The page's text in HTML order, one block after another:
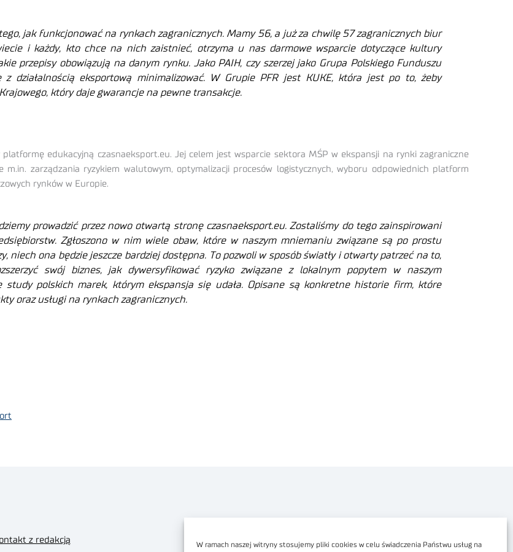
W ramach naszej witryny stosujemy pliki cookies w celu świadczenia Państwu usług na
jak funkcjonować na rynkach zagranicznych. Mamy 56, a już za chwilę 57 zagranicznych biur
i każdy, kto chce na nich zaistnieć, otrzyma u nas darmowe wsparcie dotyczące kultury
przepisy obowiązują na danym rynku.
Jako PAIH, czy szerzej jako Grupa Polskiego Funduszu
działalnością eksportową minimalizować. W Grupie PFR jest KUKE, która jest po to, żeby
który daje gwarancje na pewne transakcje.
edukacyjną czasnaeksport.eu. Jej celem jest wsparcie sektora MŚP w ekspansji na rynki zagraniczne
zarządzania ryzykiem walutowym, optymalizacji procesów logistycznych, wyboru odpowiednich platform
rynków w Europie.
prowadzić przez nowo otwartą stronę czasnaeksport.eu. Zostaliśmy do tego zainspirowani
Zgłoszono w nim wiele obaw, które w naszym mniemaniu związane są po prostu
niech ona będzie jeszcze bardziej dostępna. To pozwoli w sposób światły i otwarty patrzeć na to,
swój biznes, jak dywersyfikować ryzyko związane z lokalnym popytem w naszym
study polskich marek, którym ekspansja się udała. Opisane są konkretne historie firm, które
oraz usługi na rynkach zagranicznych.
z redakcją Dostępność cyfrowa